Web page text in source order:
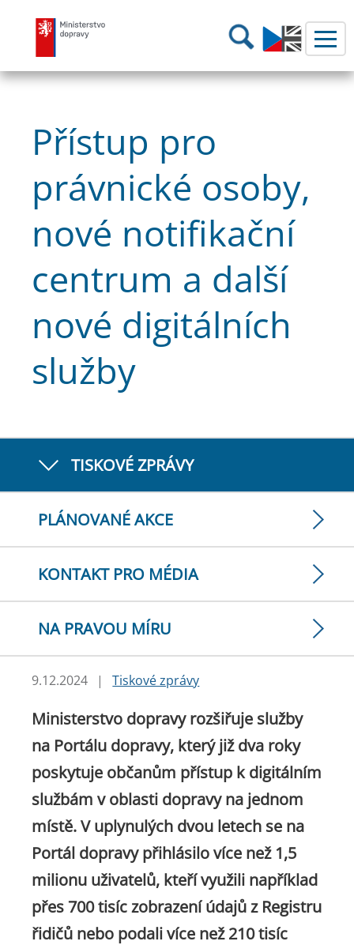
Ministerstvo dopravy Hledání
Přístup pro
právnické osoby,
nové notifikační
centrum a další
nové digitálních
služby
TISKOVÉ ZPRÁVY
PLÁNOVANÉ AKCE
KONTAKT PRO MÉDIA
NA PRAVOU MÍRU
9.12.2024 | Tiskové zprávy
Ministerstvo dopravy rozšiřuje služby
na Portálu dopravy, který již dva roky
poskytuje občanům přístup k digitálním
službám v oblasti dopravy na jednom
místě. V uplynulých dvou letech se na
Portál dopravy přihlásilo více než 1,5
milionu uživatelů, kteří využili například
přes 700 tisíc zobrazení údajů z Registru
řidičů nebo podali více než 210 tisíc